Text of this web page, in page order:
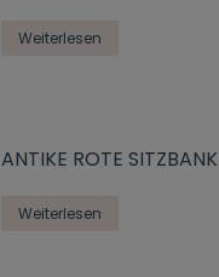
Weiterlesen
ANTIKE ROTE SITZBANK
Weiterlesen